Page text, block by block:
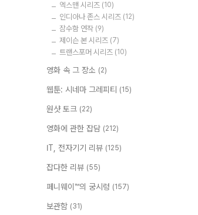
엑스맨 시리즈 (10)
인디아나 존스 시리즈 (12)
잠수함 연작 (9)
제이슨 본 시리즈 (7)
트랜스포머 시리즈 (10)
영화 속 그 장소 (2)
웹툰: 시네마 그레피티 (15)
원샷 토크 (22)
영화에 관한 잡담 (212)
IT, 전자기기 리뷰 (125)
잡다한 리뷰 (55)
페니웨이™의 궁시렁 (157)
보관함 (31)